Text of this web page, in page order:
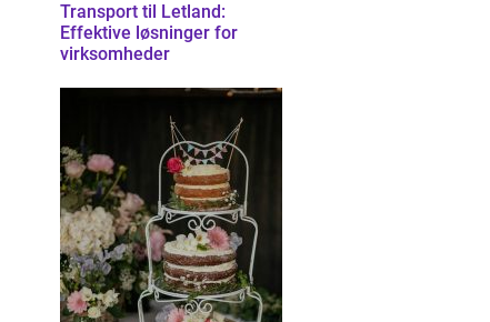
Transport til Letland:
Effektive løsninger for
virksomheder